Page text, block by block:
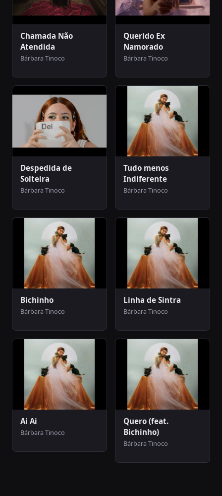
Chamada Não
Atendida
Bárbara Tinoco
Querido Ex
Namorado
Bárbara Tinoco
Despedida de
Solteira
Bárbara Tinoco
Tudo menos
Indiferente
Bárbara Tinoco
Bichinho
Bárbara Tinoco
Linha de Sintra
Bárbara Tinoco
Ai Ai
Bárbara Tinoco
Quero (feat.
Bichinho)
Bárbara Tinoco